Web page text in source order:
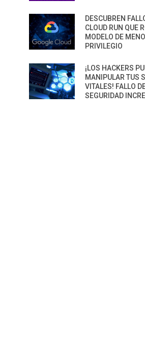
DESCUBREN
CLOUD RUN QUE
MODELO DE
PRIVILEGIO
¡LOS HACKERS
MANIPULAR TUS
VITALES! FALLO
SEGURIDAD